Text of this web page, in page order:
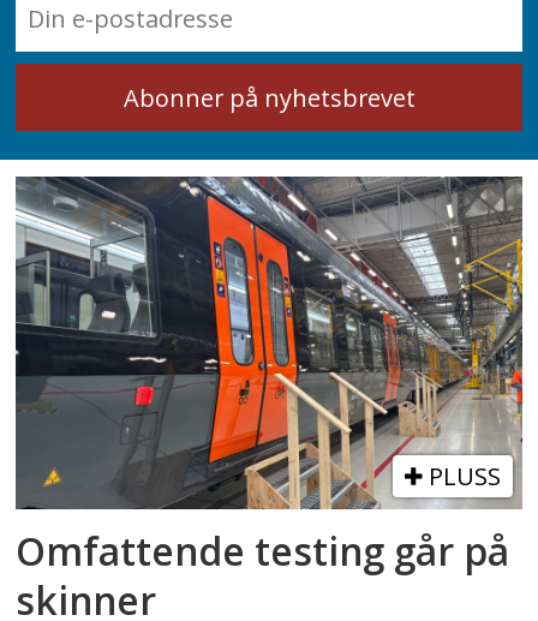
PLUSS
Omfattende testing går på
skinner